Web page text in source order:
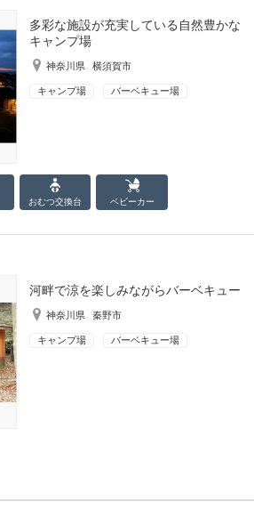
多彩な施設が充実している自然豊かな
キャンプ場
神奈川県 横須賀市
キャンプ場 バーベキュー場
おむつ交換台 ベビーカー
河畔で涼を楽しみながらバーベキュー
神奈川県 秦野市
キャンプ場 バーベキュー場